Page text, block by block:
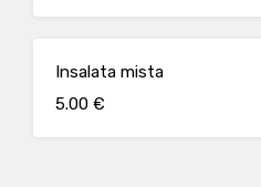
Insalata mista
5.00 €